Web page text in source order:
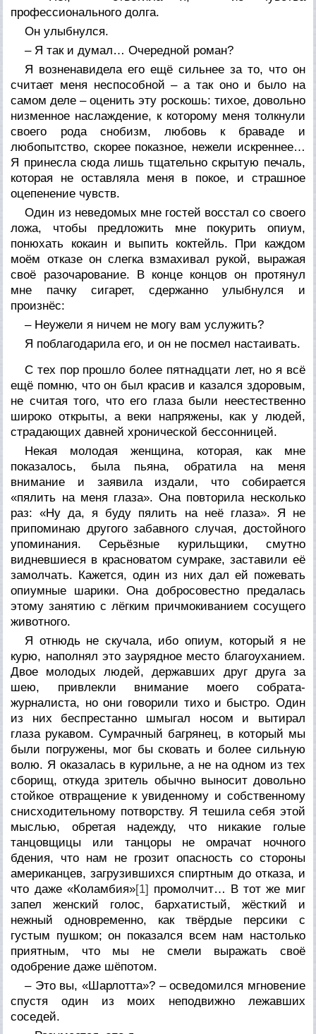
профессионального долга.
Он улыбнулся.
– Я так и думал… Очередной роман?
Я возненавидела его ещё сильнее за то, что он
считает меня неспособной – а так оно и было на
самом деле – оценить эту роскошь: тихое, довольно
низменное наслаждение, к которому меня толкнули
своего рода снобизм, любовь к браваде и
любопытство, скорее показное, нежели искреннее…
Я принесла сюда лишь тщательно скрытую печаль,
которая не оставляла меня в покое, и страшное
оцепенение чувств.
Один из неведомых мне гостей восстал со своего
ложа, чтобы предложить мне покурить опиум,
понюхать кокаин и выпить коктейль. При каждом
моём отказе он слегка взмахивал рукой, выражая
своё разочарование. В конце концов он протянул
мне пачку сигарет, сдержанно улыбнулся и
произнёс:
– Неужели я ничем не могу вам услужить?
Я поблагодарила его, и он не посмел настаивать.
С тех пор прошло более пятнадцати лет, но я всё
ещё помню, что он был красив и казался здоровым,
не считая того, что его глаза были неестественно
широко открыты, а веки напряжены, как у людей,
страдающих давней хронической бессонницей.
Некая молодая женщина, которая, как мне
показалось, была пьяна, обратила на меня
внимание и заявила издали, что собирается
«пялить на меня глаза». Она повторила несколько
раз: «Ну да, я буду пялить на неё глаза». Я не
припоминаю другого забавного случая, достойного
упоминания. Серьёзные курильщики, смутно
видневшиеся в красноватом сумраке, заставили её
замолчать. Кажется, один из них дал ей пожевать
опиумные шарики. Она добросовестно предалась
этому занятию с лёгким причмокиванием сосущего
животного.
Я отнюдь не скучала, ибо опиум, который я не
курю, наполнял это заурядное место благоуханием.
Двое молодых людей, державших друг друга за
шею, привлекли внимание моего собрата-
журналиста, но они говорили тихо и быстро. Один
из них беспрестанно шмыгал носом и вытирал
глаза рукавом. Сумрачный багрянец, в который мы
были погружены, мог бы сковать и более сильную
волю. Я оказалась в курильне, а не на одном из тех
сборищ, откуда зритель обычно выносит довольно
стойкое отвращение к увиденному и собственному
снисходительному потворству. Я тешила себя этой
мыслью, обретая надежду, что никакие голые
танцовщицы или танцоры не омрачат ночного
бдения, что нам не грозит опасность со стороны
американцев, загрузившихся спиртным до отказа, и
что даже «Коламбия»[1] промолчит… В тот же миг
запел женский голос, бархатистый, жёсткий и
нежный одновременно, как твёрдые персики с
густым пушком; он показался всем нам настолько
приятным, что мы не смели выражать своё
одобрение даже шёпотом.
– Это вы, «Шарлотта»? – осведомился мгновение
спустя один из моих неподвижно лежавших
соседей.